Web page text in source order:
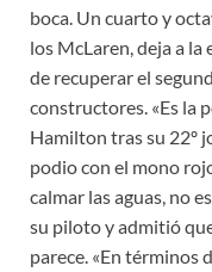
boca. Un cuarto y
los McLaren, deja a la
de recuperar el
constructores. «Es la
Hamilton tras su 22º
podio con el mono
calmar las aguas, no
su piloto y admitió
parece. «En términos